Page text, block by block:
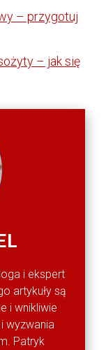
– przygotuj
– jak się
i ekspert
artykuły są
i wnikliwie
wyzwania
Patryk